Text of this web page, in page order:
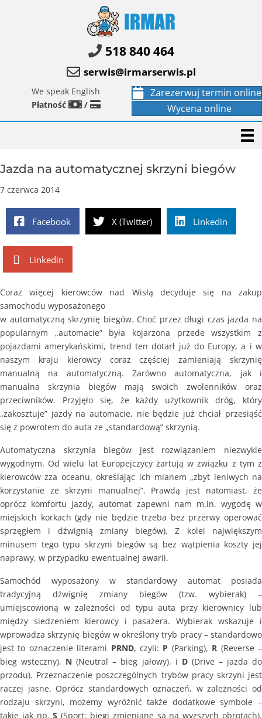
518 840 464
serwis@irmarserwis.pl
We speak English
Płatność
/
Zarezerwuj termin online
Wycena online
Jazda na automatycznej skrzyni biegów
7 czerwca 2014
Facebook X (Twitter) Linkedin
Linkedin
Coraz więcej kierowców nad Wisłą decyduje się na zakup
samochodu wyposażonego
w automatyczną skrzynię biegów. Choć przez długi czas jazda na
popularnym „automacie” była kojarzona przede wszystkim z
pojazdami amerykańskimi, trend ten dotarł już do Europy, a i w
naszym kraju kierowcy coraz częściej zamieniają skrzynię
manualną na automatyczną. Zarówno automatyczna, jak i
manualna skrzynia biegów mają swoich zwolenników oraz
przeciwników. Przyjęło się, że każdy użytkownik dróg, który
„zakosztuje” jazdy na automacie, nie będzie już chciał przesiąść
się z powrotem do auta ze „standardową” skrzynią.
Automatyczna skrzynia biegów jest rozwiązaniem niezwykle
wygodnym. Od wielu lat Europejczycy żartują w związku z tym z
kierowców zza oceanu, określając ich mianem „zbyt leniwych na
korzystanie ze skrzyni manualnej”. Prawdą jest natomiast, że
oprócz komfortu jazdy, automat zapewni nam m.in. wygodę w
miejskich korkach (gdy nie będzie trzeba bez przerwy operować
sprzęgłem i dźwignią zmiany biegów). Z kolei największym
minusem tego typu skrzyni biegów są bez wątpienia koszty jej
naprawy, w przypadku ewentualnej awarii.
Samochód wyposażony w standardowy automat posiada
tradycyjną dźwignię zmiany biegów (tzw. wybierak) –
umiejscowioną w zależności od typu auta przy kierownicy lub
między siedzeniem kierowcy i pasażera. Wybierak wskazuje i
wprowadza skrzynię biegów w określony tryb pracy – standardowo
jest to oznaczenie literami PRND, czyli: P (Parking), R (Reverse –
bieg wsteczny), N (Neutral – bieg jałowy), i D (Drive – jazda do
przodu). Przeznaczenie poszczególnych trybów pracy skrzyni jest
raczej jasne. Oprócz standardowych oznaczeń, w zależności od
rodzaju skrzyni, możemy wyróżnić także dodatkowe symbole –
takie jak np.S (Sport: biegi zmieniane są na wyższych obrotach),